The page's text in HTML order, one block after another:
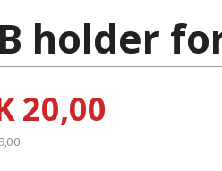
holder
20,00